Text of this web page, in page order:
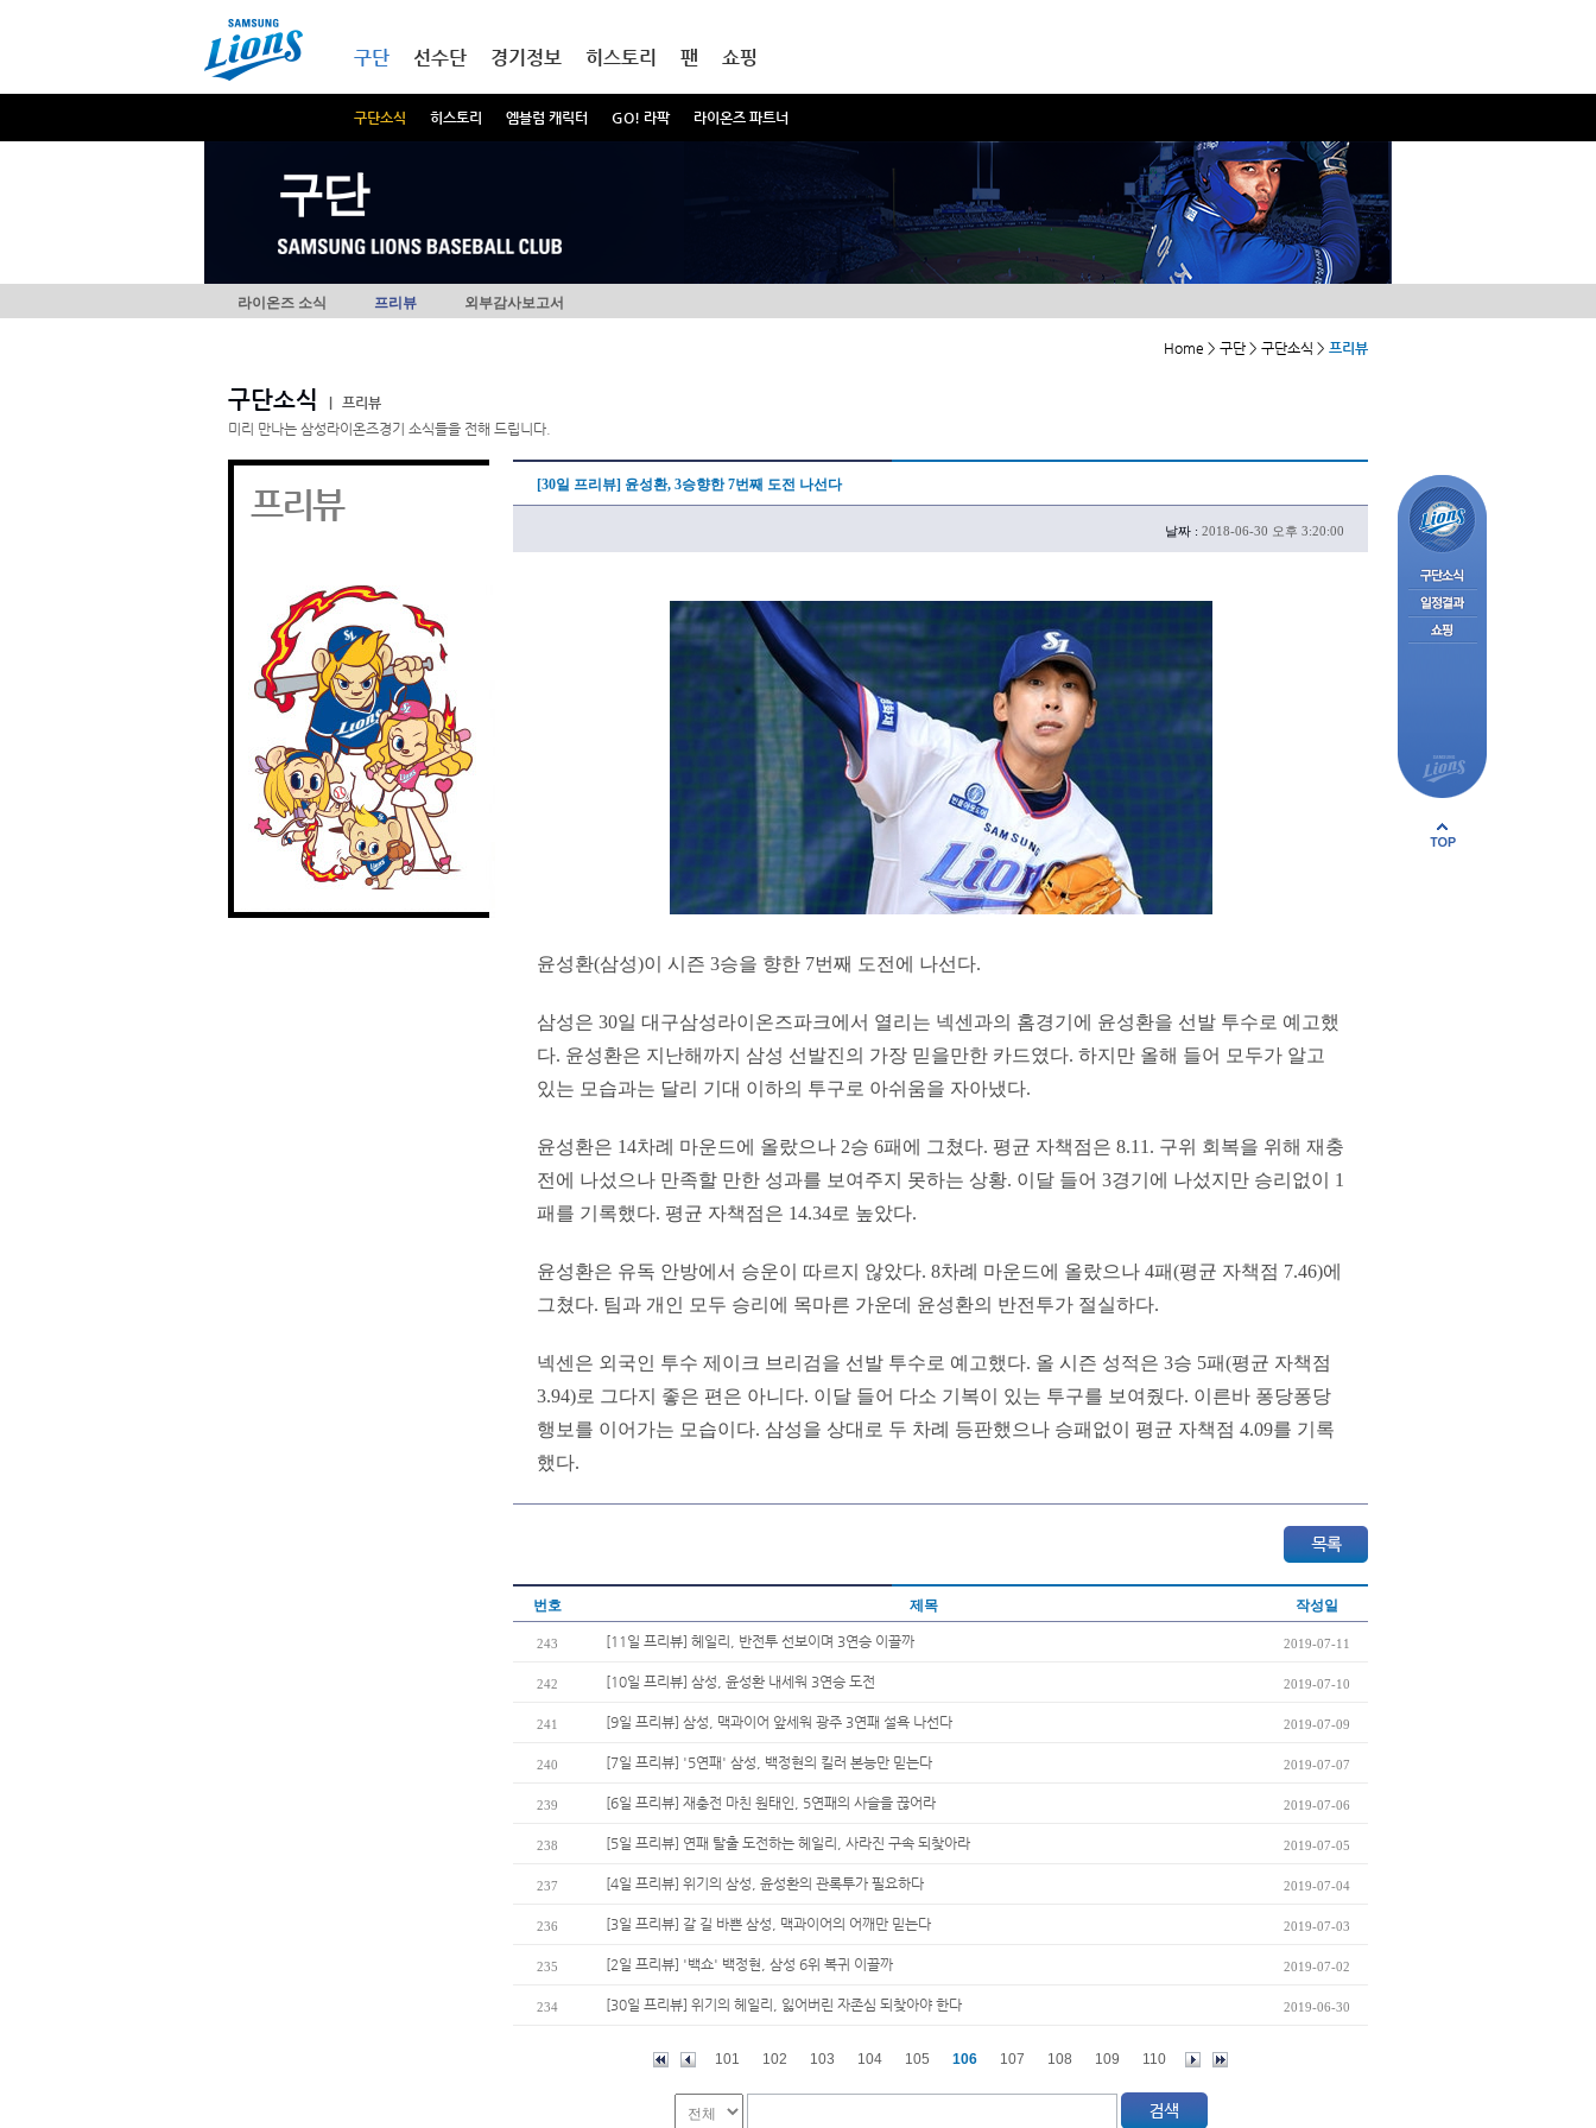
구단
구단소식 히스토리 엠블럼 캐릭터 GO! 라팍 라이온즈 파트너
선수단 경기정보 히스토리 팬 쇼핑
구단
라이온즈 소식 프리뷰 외부감사보고서
Home > 구단 > 구단소식 > 프리뷰
구단소식
프리뷰
미리 만나는 삼성라이온즈경기 소식들을 전해 드립니다.
프리뷰 [30일 프리뷰] 윤성환, 3승향한 7번째 도전 나선다
날짜 : 2018-06-30 오후 3:20:00
윤성환(삼성)이 시즌 3승을 향한 7번째 도전에 나선다.
삼성은 30일 대구삼성라이온즈파크에서 열리는 넥센과의 홈경기에 윤성환을 선발 투수로 예고했
다. 윤성환은 지난해까지 삼성 선발진의 가장 믿을만한 카드였다. 하지만 올해 들어 모두가 알고
있는 모습과는 달리 기대 이하의 투구로 아쉬움을 자아냈다.
윤성환은 14차례 마운드에 올랐으나 2승 6패에 그쳤다. 평균 자책점은 8.11. 구위 회복을 위해 재충
전에 나섰으나 만족할 만한 성과를 보여주지 못하는 상황. 이달 들어 3경기에 나섰지만 승리없이 1
패를 기록했다. 평균 자책점은 14.34로 높았다.
윤성환은 유독 안방에서 승운이 따르지 않았다. 8차례 마운드에 올랐으나 4패(평균 자책점 7.46)에
그쳤다. 팀과 개인 모두 승리에 목마른 가운데 윤성환의 반전투가 절실하다.
넥센은 외국인 투수 제이크 브리검을 선발 투수로 예고했다. 올 시즌 성적은 3승 5패(평균 자책점
3.94)로 그다지 좋은 편은 아니다. 이달 들어 다소 기복이 있는 투구를 보여줬다. 이른바 퐁당퐁당
행보를 이어가는 모습이다. 삼성을 상대로 두 차례 등판했으나 승패없이 평균 자책점 4.09를 기록
했다.
번호 제목 작성일
243 [11일 프리뷰] 헤일리, 반전투 선보이며 3연승 이끌까 2019-07-11
242 [10일 프리뷰] 삼성, 윤성환 내세워 3연승 도전 2019-07-10
241 [9일 프리뷰] 삼성, 맥과이어 앞세워 광주 3연패 설욕 나선다 2019-07-09
240 [7일 프리뷰] '5연패' 삼성, 백정현의 킬러 본능만 믿는다 2019-07-07
239 [6일 프리뷰] 재충전 마친 원태인, 5연패의 사슬을 끊어라 2019-07-06
238 [5일 프리뷰] 연패 탈출 도전하는 헤일리, 사라진 구속 되찾아라 2019-07-05
237 [4일 프리뷰] 위기의 삼성, 윤성환의 관록투가 필요하다 2019-07-04
236 [3일 프리뷰] 갈 길 바쁜 삼성, 맥과이어의 어깨만 믿는다 2019-07-03
235 [2일 프리뷰] '백쇼' 백정현, 삼성 6위 복귀 이끌까 2019-07-02
234 [30일 프리뷰] 위기의 헤일리, 잃어버린 자존심 되찾아야 한다 2019-06-30
101 102 103 104 105 106 107 108 109 110